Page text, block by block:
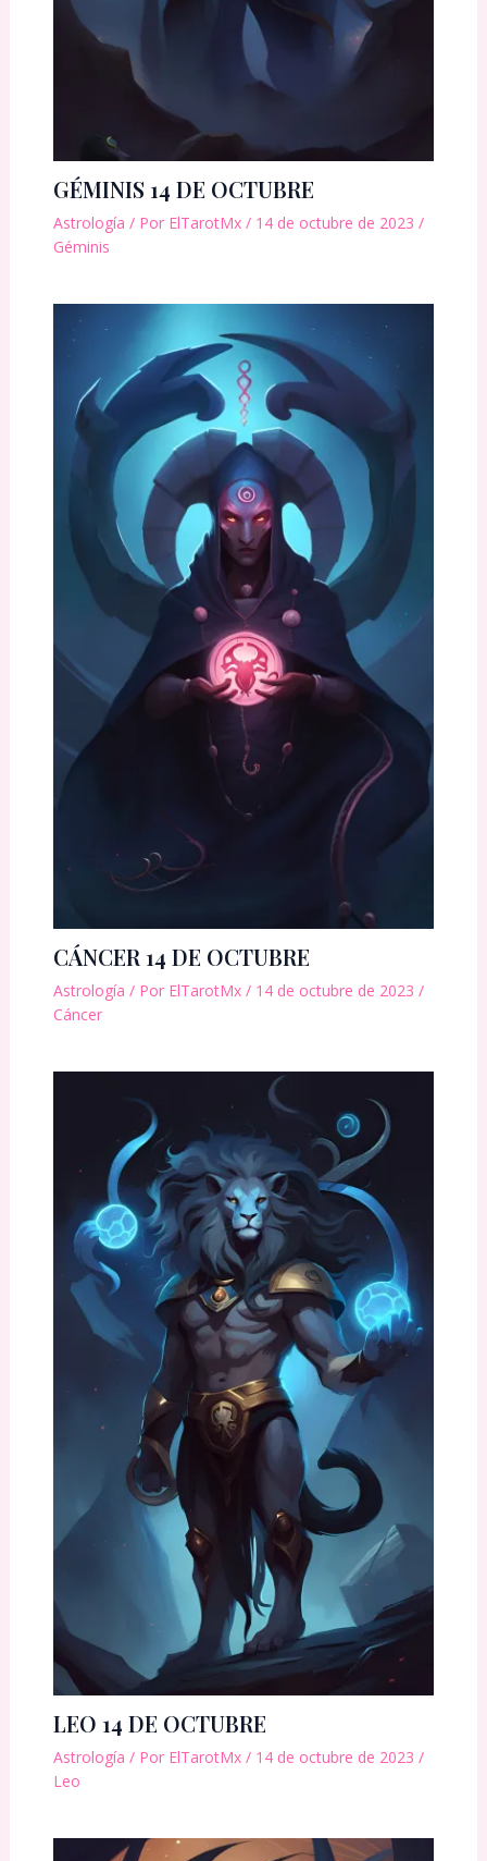
GÉMINIS 14 DE OCTUBRE
Astrología / Por ElTarotMx / 14 de octubre de 2023 /
Géminis
CÁNCER 14 DE OCTUBRE
Astrología / Por ElTarotMx / 14 de octubre de 2023 /
Cáncer
LEO 14 DE OCTUBRE
Astrología / Por ElTarotMx / 14 de octubre de 2023 /
Leo